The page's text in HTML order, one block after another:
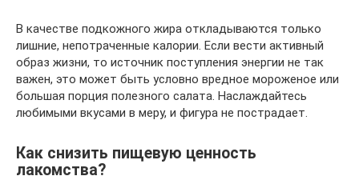
В качестве подкожного жира откладываются только
лишние, непотраченные калории. Если вести активный
образ жизни, то источник поступления энергии не так
важен, это может быть условно вредное мороженое или
большая порция полезного салата. Наслаждайтесь
любимыми вкусами в меру, и фигура не пострадает.
Как снизить пищевую ценность
лакомства?